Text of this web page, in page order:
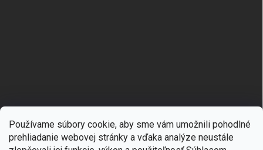
Používame súbory cookie, aby sme vám umožnili pohodlné
prehliadanie webovej stránky a vďaka analýze neustále